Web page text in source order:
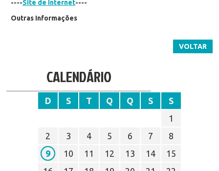
----Site de Internet----
Outras Informações
VOLTAR
CALENDÁRIO
D S T Q Q S
S
1
2
3 4 5 6 7
8
9
10 11 12 13 14
15